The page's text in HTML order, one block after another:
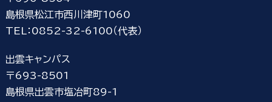
島根県松江市西川津町1060
TEL：0852-32-6100（代表）
出雲キャンパス
〒693-8501
島根県出雲市塩冶町89-1